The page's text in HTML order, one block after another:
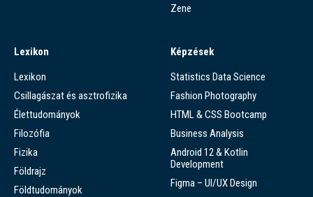
Zene
Lexikon
Lexikon
Csillagászat és asztrofizika
Élettudományok
Filozófia
Fizika
Földrajz
Földtudományok
Képzések
Statistics Data Science
Fashion Photography
HTML & CSS Bootcamp
Business Analysis
Android 12 & Kotlin
Development
Figma – UI/UX Design